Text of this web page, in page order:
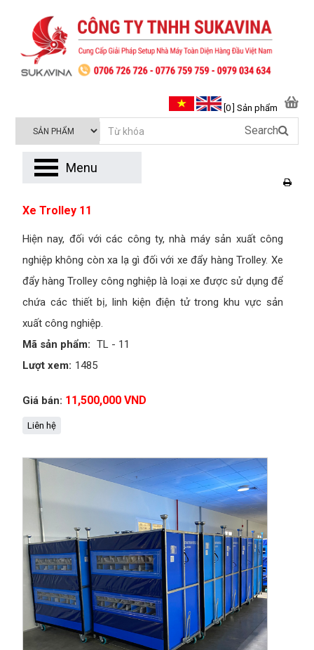
Xe Trolley 11
Hiện nay, đối với các công ty, nhà máy sản xuất công
nghiệp không còn xa lạ gì đối với xe đẩy hàng Trolley. Xe
đẩy hàng Trolley công nghiệp là loại xe được sử dụng để
chứa các thiết bị, linh kiện điện tử trong khu vực sản
xuất công nghiệp.
Mã sản phẩm: TL - 11
Lượt xem: 1485
Giá bán: 11,500,000 VND
Liên hệ
[0 ] Sản phẩm
Search
Menu